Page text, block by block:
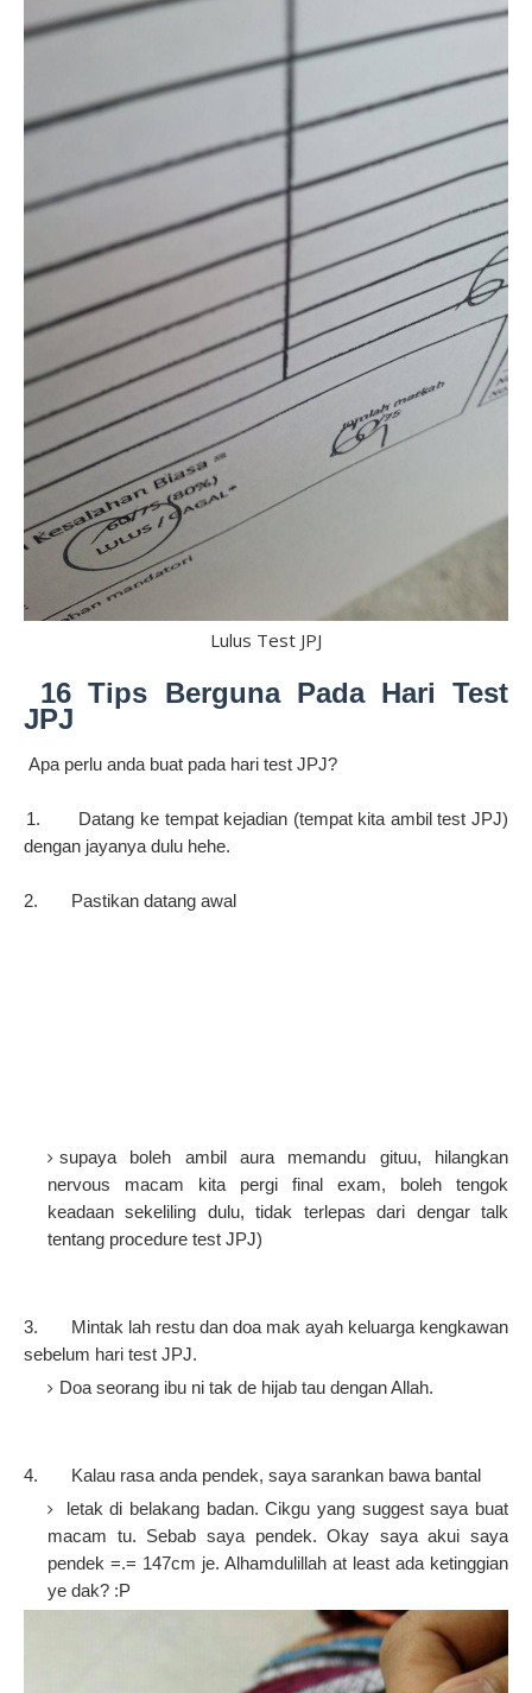
Lulus Test JPJ
16 Tips Berguna Pada Hari Test
JPJ
Apa perlu anda buat pada hari test JPJ?
1.
Datang ke tempat kejadian (tempat kita ambil test JPJ)
dengan jayanya dulu hehe.
2. Pastikan datang awal
supaya boleh ambil aura memandu gituu, hilangkan
nervous macam kita pergi final exam, boleh tengok
keadaan sekeliling dulu, tidak terlepas dari dengar talk
tentang procedure test JPJ)
3.
Mintak lah restu dan doa mak ayah keluarga kengkawan
sebelum hari test JPJ.
Doa seorang ibu ni tak de hijab tau dengan Allah.
4.
Kalau rasa anda pendek, saya sarankan bawa bantal
letak di belakang badan. Cikgu yang suggest saya buat
macam tu. Sebab saya pendek. Okay saya akui saya
pendek =.= 147cm je. Alhamdulillah at least ada ketinggian
ye dak? :P